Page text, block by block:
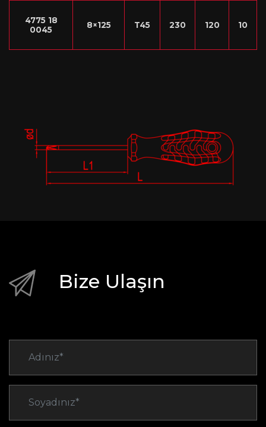
4775 18
0045
8×125 T45 230 120 10
Bize Ulaşın